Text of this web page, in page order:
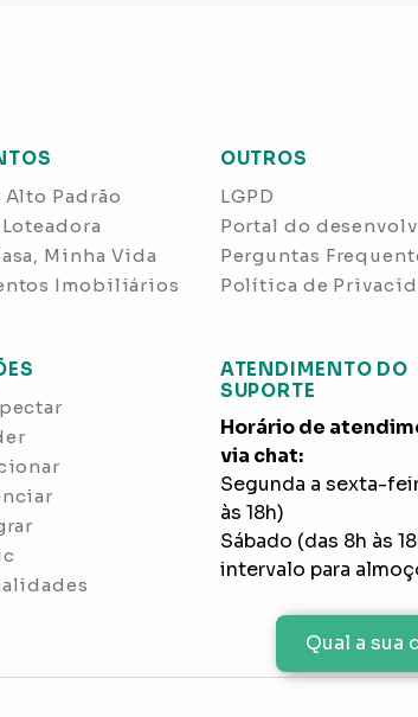
Padrão
Minha Vida
Imobiliários
OUTROS
LGPD
Portal do
Perguntas
Política de
ATENDIMENTO DO
SUPORTE
Horário de
via chat:
Segunda a sexta-
às 18h)
Sábado (das 8h às
intervalo para
Qual a sua